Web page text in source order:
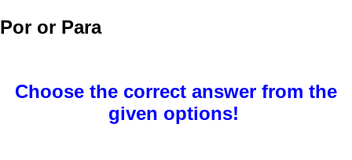
Por or Para
Choose the correct answer from the
given options!